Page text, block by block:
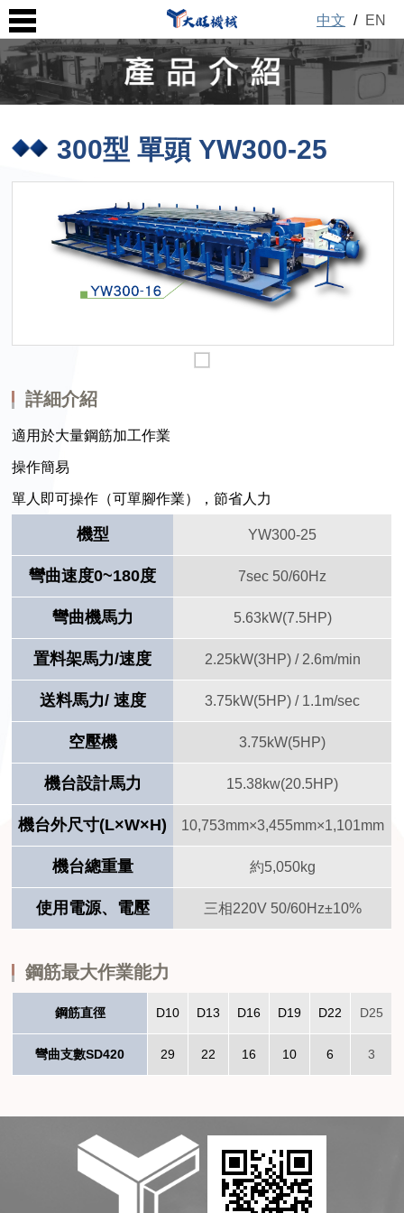
中文 / EN
300型 單頭 YW300-25
詳細介紹
適用於大量鋼筋加工作業
操作簡易
單人即可操作（可單腳作業），節省人力
機型 YW300-25
彎曲速度0~180度 7sec 50/60Hz
彎曲機馬力 5.63kW(7.5HP)
置料架馬力/速度 2.25kW(3HP) / 2.6m/min
送料馬力/ 速度 3.75kW(5HP) / 1.1m/sec
空壓機 3.75kW(5HP)
機台設計馬力 15.38kw(20.5HP)
機台外尺寸(L×W×H) 10,753mm×3,455mm×1,101mm
機台總重量 約5,050kg
使用電源、電壓 三相220V 50/60Hz±10%
鋼筋最大作業能力
鋼筋直徑 D10 D13 D16 D19 D22 D25
彎曲支數SD420 29 22 16 10 6 3